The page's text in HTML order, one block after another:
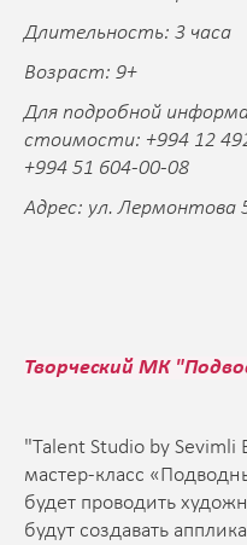
Длительность: 3 часа
Возраст: 9+
Для подробной
стоимости: +994 12
+994 51 604-00-08
Адрес: ул. Лермонтова
Творческий МК
"Talent Studio by Sevimli
мастер-класс
будет проводить
будут создавать